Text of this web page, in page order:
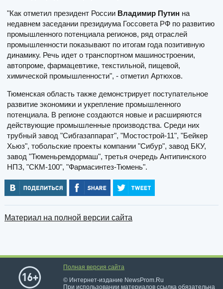
"Как отметил президент России Владимир Путин на
недавнем заседании президиума Госсовета РФ по развитию
промышленного потенциала регионов, ряд отраслей
промышленности показывают по итогам года позитивную
динамику. Речь идет о транспортном машиностроении,
автопроме, фармацевтике, текстильной, пищевой,
химической промышленности", - отметил Артюхов.
Тюменская область также демонстрирует поступательное
развитие экономики и укрепление промышленного
потенциала. В регионе создаются новые и расширяются
действующие промышленные производства. Среди них
трубный завод "Сибгазаппарат", "Мостострой-11", "Бейкер
Хьюз", тобольские проекты компании "Сибур", завод БКУ,
завод "Тюменьремдормаш", третья очередь Антипинского
НПЗ, "СКМ-100", "Фармасинтез-Тюмень".
Материал на полной версии сайта
Полная версия сайта
© Интернет-издание NewsProm.Ru
При использовании материалов ссылка обязательна